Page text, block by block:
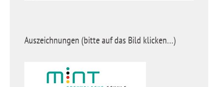
Auszeichnungen (bitte auf das Bild klicken…)